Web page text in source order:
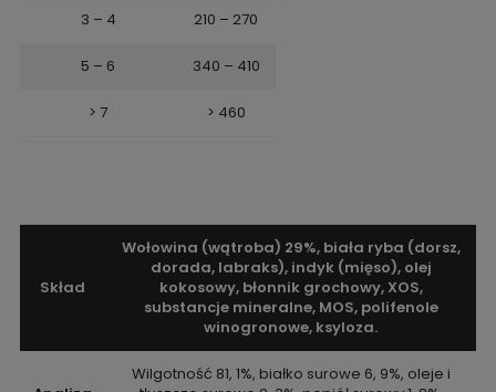
3 – 4 210 – 270
5 – 6 340 – 410
> 7 > 460
Skład
Wołowina (wątroba) 29%, biała ryba (dorsz,
dorada, labraks), indyk (mięso), olej
kokosowy, błonnik grochowy, XOS,
substancje mineralne, MOS, polifenole
winogronowe, ksyloza.
Wilgotność 81, 1%, białko surowe 6, 9%, oleje i